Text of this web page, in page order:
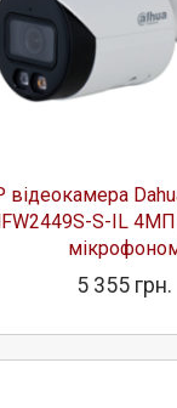
відеокамера
S-IL
5 355 грн.